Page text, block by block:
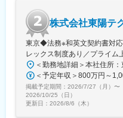
- 規程・業務プロセスの見
- 内部統制規程やマニュア
- 業務プロセスの効率性
提案
■当社について：
不動産を通して社会に「
ンカンパニー。右肩上が
目置かれる存在です。
株式会社東陽テ
東京◆法務※和英文契約書対
レックス制度あり／プライム
掲載予定期間： 2026/7/27（月） 〜
2026/10/25（日）
更新日： 2026/8/6（木）